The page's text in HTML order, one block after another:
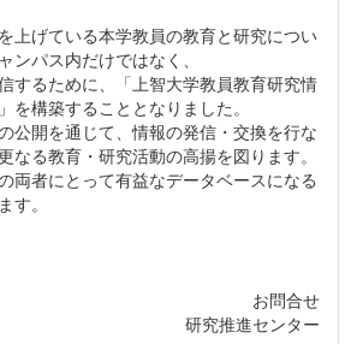
上げている本学教員の教育と研究につい
ンパス内だけではなく、
するために、「上智大学教員教育研究情
を構築することとなりました。
公開を通じて、情報の発信・交換を行な
なる教育・研究活動の高揚を図ります。
両者にとって有益なデータベースになる
す。
お問合せ
研究推進センター